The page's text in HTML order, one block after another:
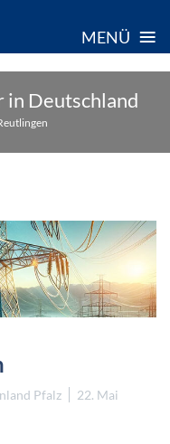
MENÜ ≡
in Deutschland
Pfalz
22. Mai